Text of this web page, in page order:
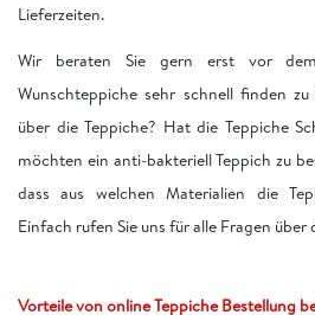
Lieferzeiten.
Wir beraten Sie gern erst vor
Wunschteppiche sehr schnell finden
über die Teppiche? Hat die Teppiche
möchten ein anti-bakteriell Teppich zu
dass aus welchen Materialien die
Einfach rufen Sie uns für alle Fragen über
Vorteile von online Teppiche Bestellung